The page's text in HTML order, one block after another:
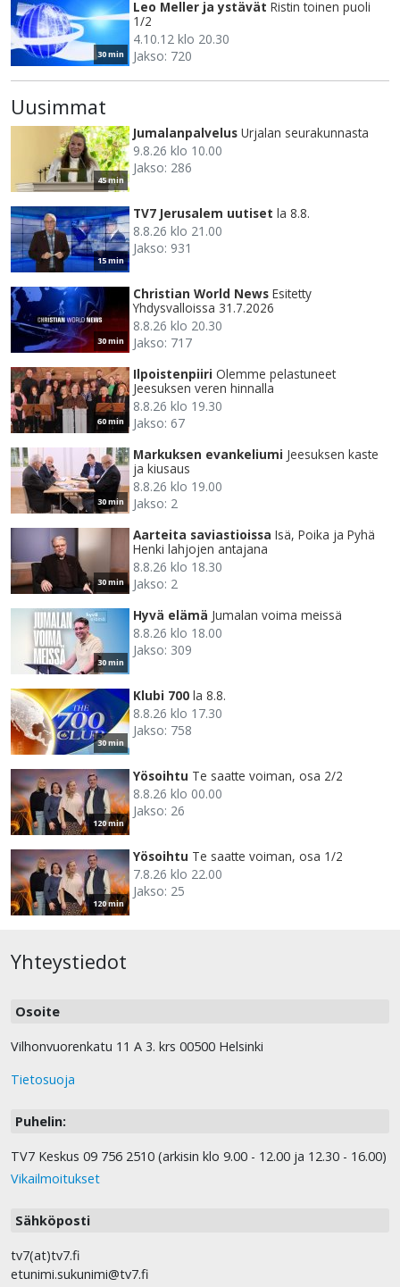
30 min
Leo Meller ja ystävät Ristin toinen puoli
1/2
4.10.12 klo 20.30
Jakso: 720
Uusimmat
45 min
Jumalanpalvelus Urjalan seurakunnasta
9.8.26 klo 10.00
Jakso: 286
15 min
TV7 Jerusalem uutiset la 8.8.
8.8.26 klo 21.00
Jakso: 931
30 min
Christian World News Esitetty
Yhdysvalloissa 31.7.2026
8.8.26 klo 20.30
Jakso: 717
60 min
Ilpoistenpiiri Olemme pelastuneet
Jeesuksen veren hinnalla
8.8.26 klo 19.30
Jakso: 67
30 min
Markuksen evankeliumi Jeesuksen kaste
ja kiusaus
8.8.26 klo 19.00
Jakso: 2
30 min
Aarteita saviastioissa Isä, Poika ja Pyhä
Henki lahjojen antajana
8.8.26 klo 18.30
Jakso: 2
30 min
Hyvä elämä Jumalan voima meissä
8.8.26 klo 18.00
Jakso: 309
30 min
Klubi 700 la 8.8.
8.8.26 klo 17.30
Jakso: 758
120 min
Yösoihtu Te saatte voiman, osa 2/2
8.8.26 klo 00.00
Jakso: 26
120 min
Yösoihtu Te saatte voiman, osa 1/2
7.8.26 klo 22.00
Jakso: 25
Yhteystiedot
Osoite
Vilhonvuorenkatu 11 A 3. krs 00500 Helsinki
Tietosuoja
Puhelin:
TV7 Keskus 09 756 2510 (arkisin klo 9.00 - 12.00 ja 12.30 - 16.00)
Vikailmoitukset
Sähköposti
tv7(at)tv7.fi
etunimi.sukunimi@tv7.fi